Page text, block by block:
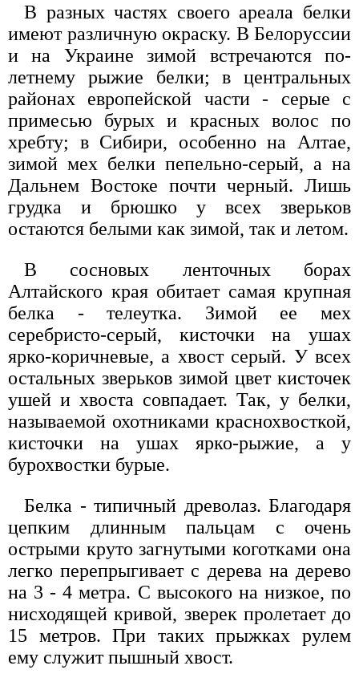
В разных частях своего ареала белки
имеют различную окраску. В Белоруссии
и на Украине зимой встречаются по-
летнему рыжие белки; в центральных
районах европейской части - серые с
примесью бурых и красных волос по
хребту; в Сибири, особенно на Алтае,
зимой мех белки пепельно-серый, а на
Дальнем Востоке почти черный. Лишь
грудка и брюшко у всех зверьков
остаются белыми как зимой, так и летом.
В сосновых ленточных борах
Алтайского края обитает самая крупная
белка - телеутка. Зимой ее мех
серебристо-серый, кисточки на ушах
ярко-коричневые, а хвост серый. У всех
остальных зверьков зимой цвет кисточек
ушей и хвоста совпадает. Так, у белки,
называемой охотниками краснохвосткой,
кисточки на ушах ярко-рыжие, а у
бурохвостки бурые.
Белка - типичный древолаз. Благодаря
цепким длинным пальцам с очень
острыми круто загнутыми коготками она
легко перепрыгивает с дерева на дерево
на 3 - 4 метра. С высокого на низкое, по
нисходящей кривой, зверек пролетает до
15 метров. При таких прыжках рулем
ему служит пышный хвост.